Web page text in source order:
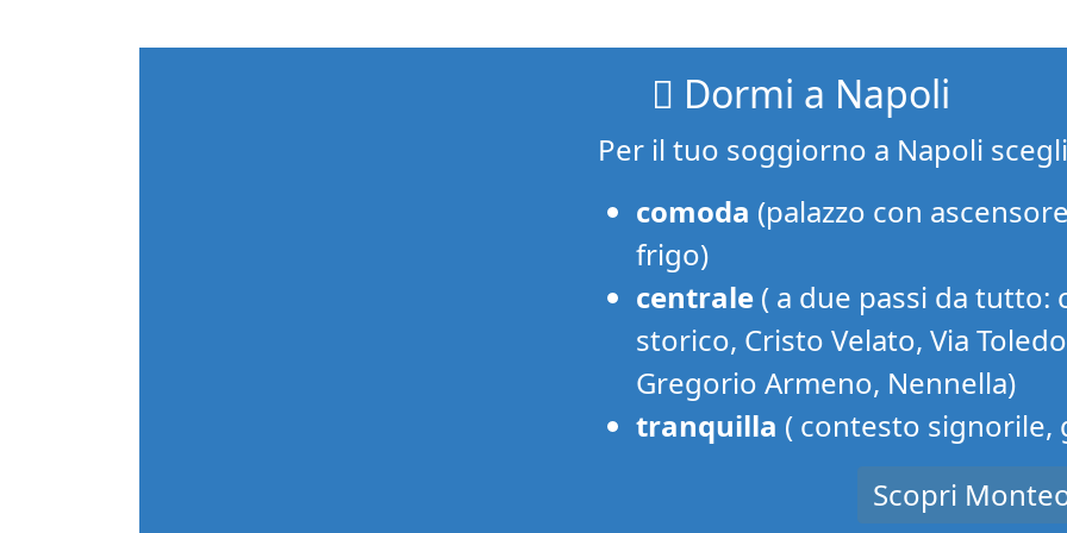
Dormi a Napoli
Per il tuo soggiorno a Napoli
comoda (palazzo con
frigo)
centrale ( a due passi da
storico, Cristo Velato, Via
Gregorio Armeno, Nennella)
tranquilla ( contesto signorile,
Scopri